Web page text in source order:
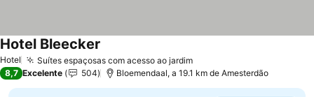
Hotel Suítes espaçosas com acesso ao jardim
Hotel Bleecker
8,7 Excelente 504 Bloemendaal, a 19.1 km de Amesterdão